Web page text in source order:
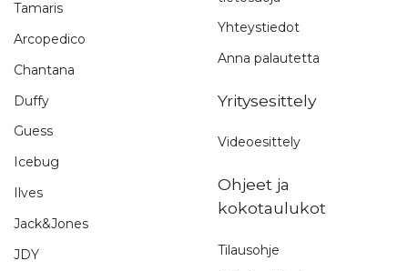
Tamaris
Arcopedico
Chantana
Duffy
Guess
Icebug
Ilves
Jack&Jones
JDY
Yhteystiedot
Anna palautetta
Yritysesittely
Videoesittely
Ohjeet ja
kokotaulukot
Tilausohje